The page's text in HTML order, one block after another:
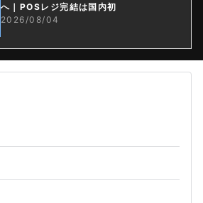
へ｜POSレジ完結は国内初
2026/08/04